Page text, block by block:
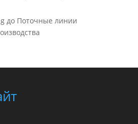
до Поточные линии